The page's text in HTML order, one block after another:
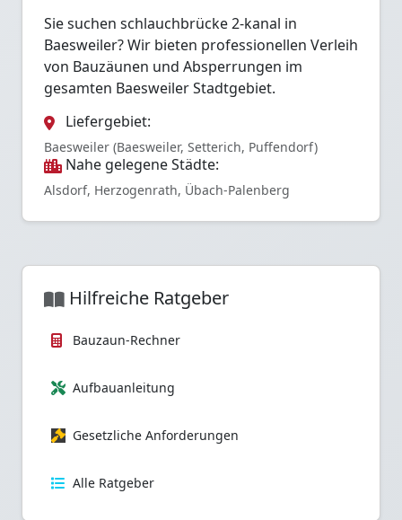
Sie suchen schlauchbrücke 2-kanal in
Baesweiler? Wir bieten professionellen Verleih
von Bauzäunen und Absperrungen im
gesamten Baesweiler Stadtgebiet.
Liefergebiet:
Baesweiler (Baesweiler, Setterich, Puffendorf)
Nahe gelegene Städte:
Alsdorf, Herzogenrath, Übach-Palenberg
Hilfreiche Ratgeber
Bauzaun-Rechner
Aufbauanleitung
Gesetzliche Anforderungen
Alle Ratgeber